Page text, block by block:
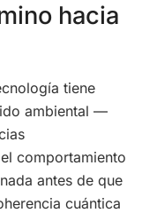
hacia
tiene
ambiental —
comportamiento
antes de que
cuántica